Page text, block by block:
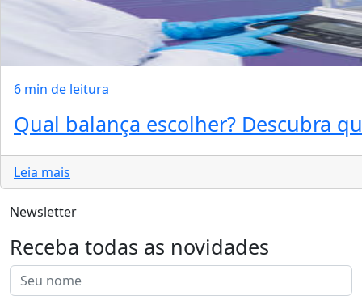
6 min de leitura
Qual balança escolher? Descubra
Leia mais
Newsletter
Receba todas as novidades